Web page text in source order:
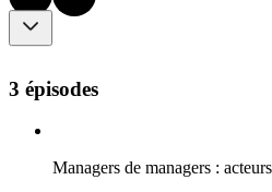
3 épisodes